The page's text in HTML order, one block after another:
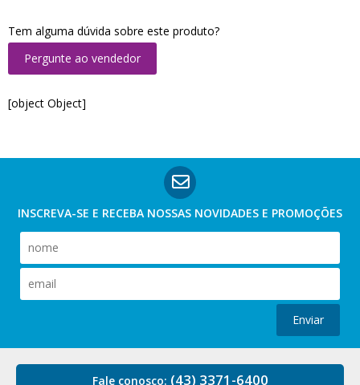
Tem alguma dúvida sobre este produto?
Pergunte ao vendedor
[object Object]
INSCREVA-SE E RECEBA NOSSAS NOVIDADES E PROMOÇÕES
Enviar
Fale conosco: (43) 3371-6400